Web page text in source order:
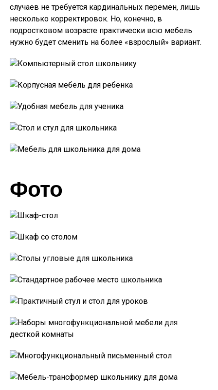
случаев не требуется кардинальных перемен, лишь
несколько корректировок. Но, конечно, в
подростковом возрасте практически всю мебель
нужно будет сменить на более «взрослый» вариант.
Фото